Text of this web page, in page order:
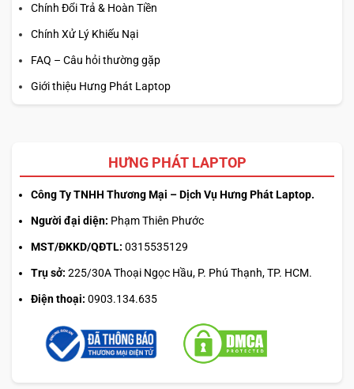
Chính Đổi Trả & Hoàn Tiền
Chính Xử Lý Khiếu Nại
FAQ – Câu hỏi thường gặp
Giới thiệu Hưng Phát Laptop
HƯNG PHÁT LAPTOP
Công Ty TNHH Thương Mại – Dịch Vụ Hưng Phát Laptop.
Người đại diện: Phạm Thiên Phước
MST/ĐKKD/QĐTL: 0315535129
Trụ sở: 225/30A Thoại Ngọc Hầu, P. Phú Thạnh, TP. HCM.
Điện thoại: 0903.134.635